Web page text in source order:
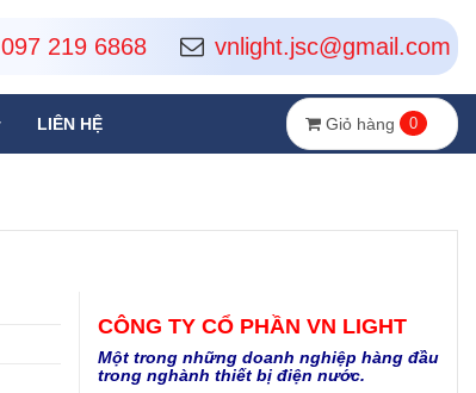
097 219 6868 vnlight.jsc@gmail.com
LIÊN HỆ Giỏ hàng 0
CÔNG TY CỔ PHẦN VN LIGHT
Một trong những doanh nghiệp hàng đầu
trong nghành thiết bị điện nước​.